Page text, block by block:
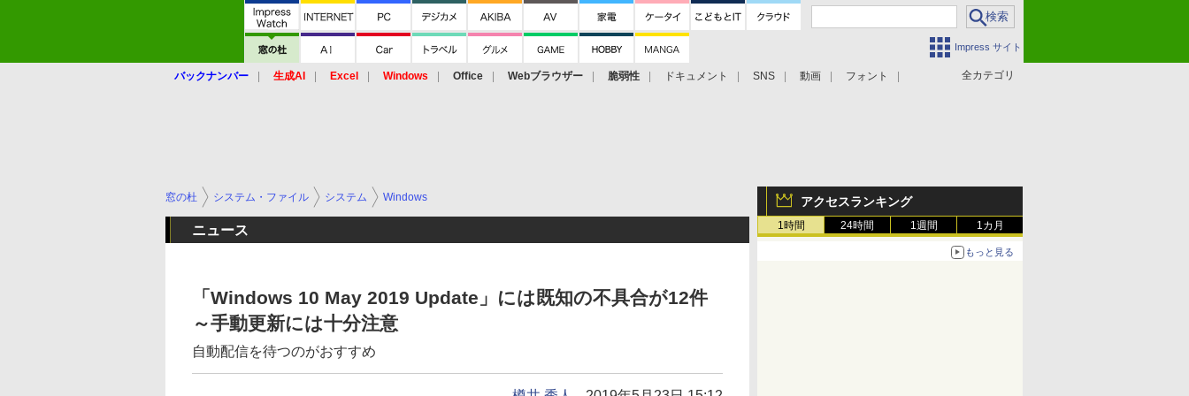
Impress サイト
全カテゴリ
バックナンバー 生成AI Excel Windows Office Webブラウザー 脆弱性 ドキュメント SNS 動画 フォント
アクセスランキング
1時間 24時間 1週間 1カ月
もっと見る
窓の杜 システム・ファイル システム Windows
ニュース
「Windows 10 May 2019 Update」には既知の不具合が12件
～手動更新には十分注意
自動配信を待つのがおすすめ